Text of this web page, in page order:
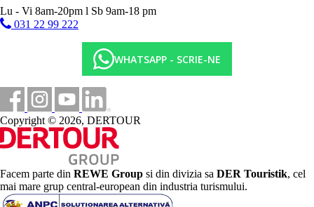
Site web
https://www.4rhotels.com/en/4r-Playa-Park/
Lu - Vi 8am-20pm l Sb 9am-18 pm
031 22 99 222
WHATSAPP - SCRIE-NE
Copyright © 2026, DERTOUR
Facem parte din REWE Group si din divizia sa DER Touristik, cel
mai mare grup central-european din industria turismului.